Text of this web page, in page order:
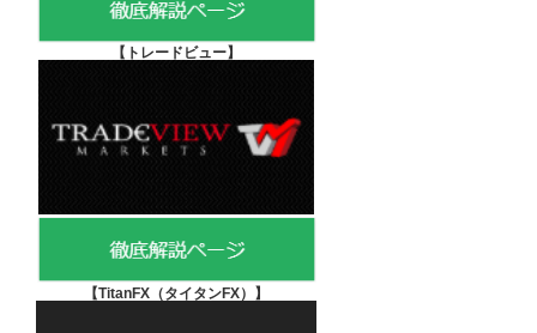
【 トレードビュー】
【TitanFX（タイタンFX） 】